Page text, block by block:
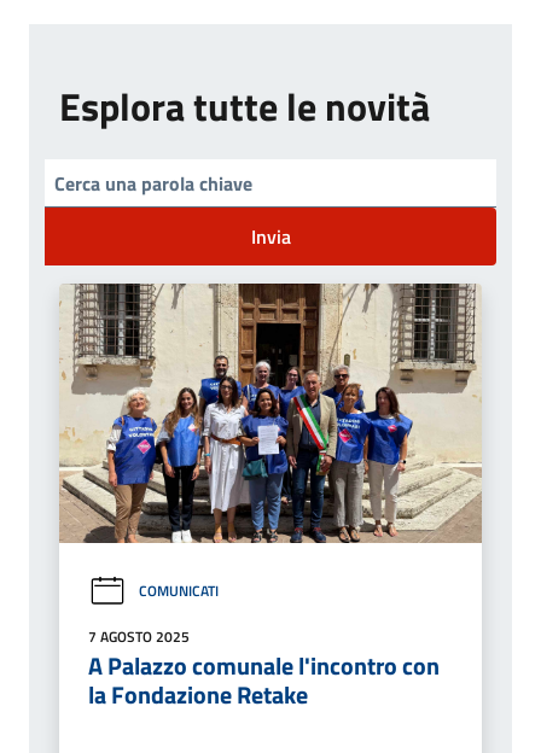
Esplora tutte le novità
Invia
COMUNICATI
7 AGOSTO 2025
A Palazzo comunale l'incontro con
la Fondazione Retake